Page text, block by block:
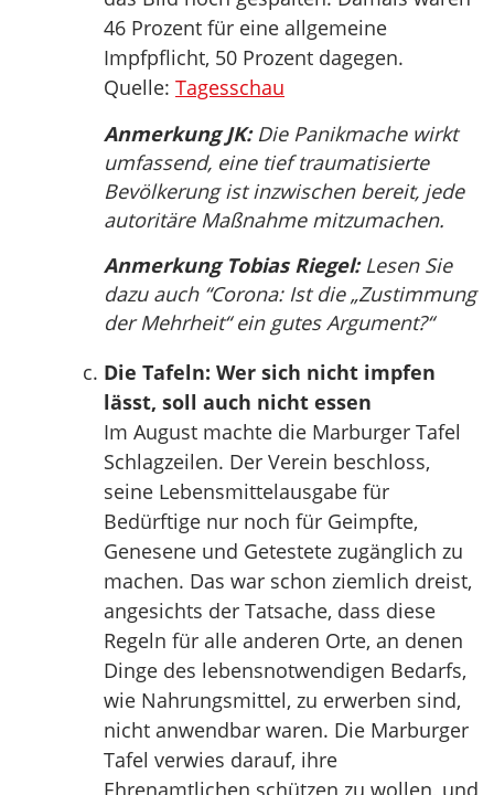
46 Prozent für eine allgemeine
Impfpflicht, 50 Prozent dagegen.
Quelle: Tagesschau
Anmerkung JK:Die Panikmache wirkt
umfassend, eine tief traumatisierte
Bevölkerung ist inzwischen bereit, jede
autoritäre Maßnahme mitzumachen.
Anmerkung Tobias Riegel:Lesen Sie
dazu auch “Corona: Ist die „Zustimmung
der Mehrheit“ ein gutes Argument?“
Die Tafeln: Wer sich nicht impfen
lässt, soll auch nicht essen
Im August machte die Marburger Tafel
Schlagzeilen. Der Verein beschloss,
seine Lebensmittelausgabe für
Bedürftige nur noch für Geimpfte,
Genesene und Getestete zugänglich zu
machen. Das war schon ziemlich dreist,
angesichts der Tatsache, dass diese
Regeln für alle anderen Orte, an denen
Dinge des lebensnotwendigen Bedarfs,
wie Nahrungsmittel, zu erwerben sind,
nicht anwendbar waren. Die Marburger
Tafel verwies darauf, ihre
Ehrenamtlichen schützen zu wollen, und